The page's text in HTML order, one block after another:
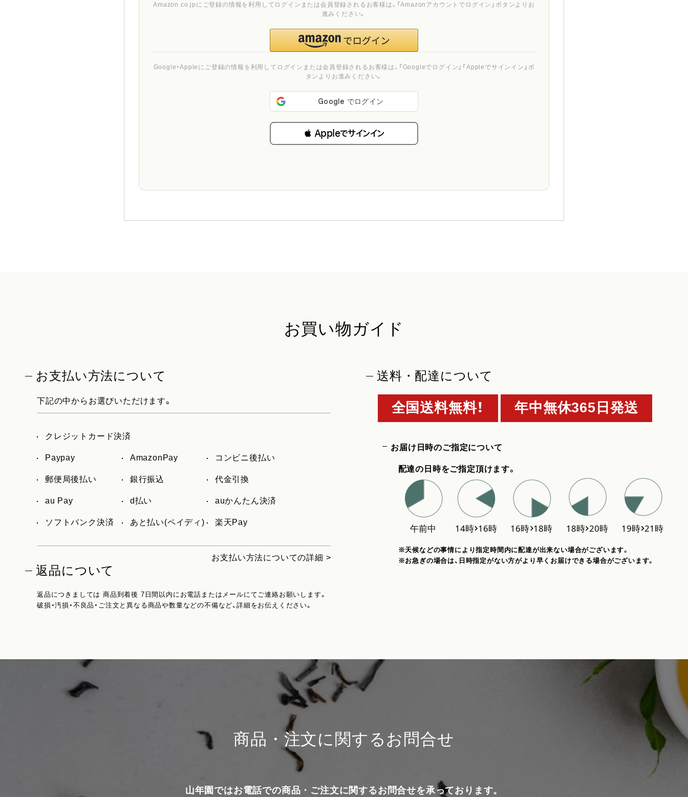
 Appleでサインイン
Google・Appleにご登録の情報を利用してログインまたは会員登録されるお客様は、「Googleでログイン」「Appleでサインイン」ボ
タンよりお進みください。
Amazon.co.jpにご登録の情報を利用してログインまたは会員登録されるお客様は、「Amazonアカウントでログイン」ボタンよりお
進みください。
お買い物ガイド
お支払い方法について
下記の中からお選びいただけます。
クレジットカード決済
Paypay AmazonPay コンビニ後払い
郵便局後払い 銀行振込 代金引換
au Pay d払い auかんたん決済
ソフトバンク決済 あと払い(ペイディ) 楽天Pay
お支払い方法についての詳細 >
返品について
返品につきましては 商品到着後 7日間以内にお電話またはメールにてご連絡お願いします。
破損・汚損・不良品・ご注文と異なる商品や数量などの不備など、詳細をお伝えください。
送料・配達について
全国送料無料！ 年中無休365日発送
お届け日時のご指定について
配達の日時をご指定頂けます。
※天候などの事情により指定時間内に配達が出来ない場合がございます。
※お急ぎの場合は、日時指定がない方がより早くお届けできる場合がございます。
商品・注文に関するお問合せ
山年園ではお電話での商品・ご注文に関するお問合せを承っております。